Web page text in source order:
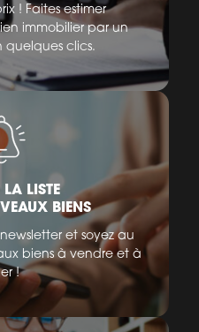
! Faites estimer
immobilier par un
quelques clics.
LA LISTE
BIENS
et soyez au
biens à vendre et à
!